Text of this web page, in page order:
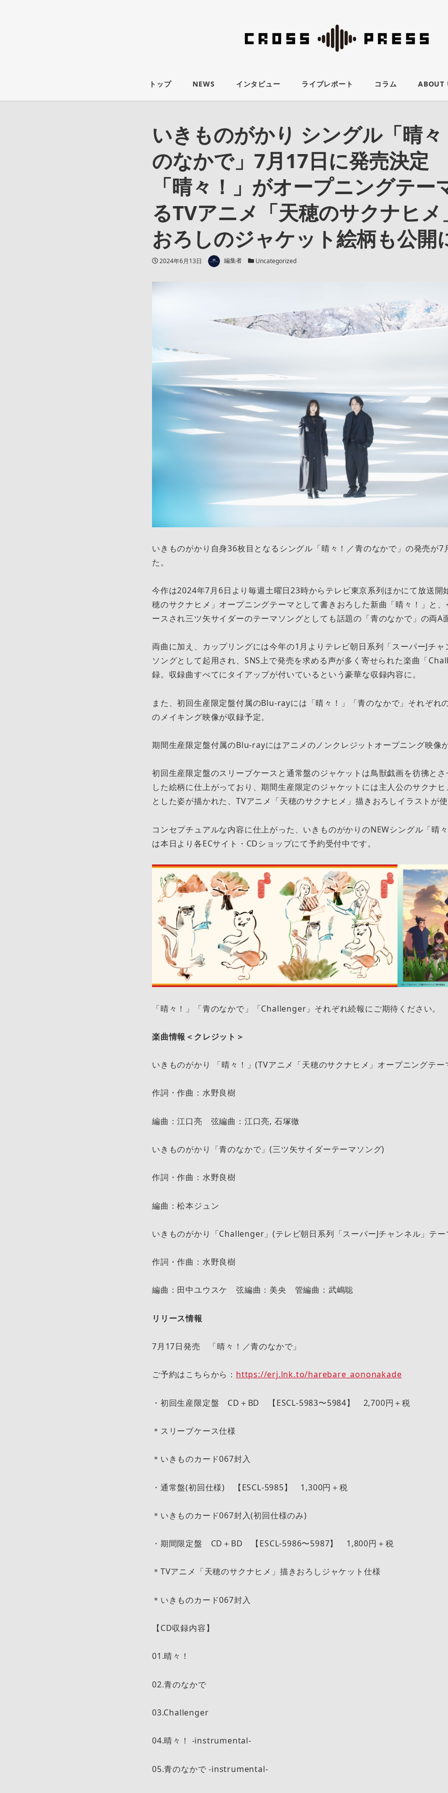
トップ NEWS インタビュー ライブレポート コラム ABOUT
いきものがかり シングル「晴
のなかで」7月17日に発売決定
「晴々！」がオープニングテー
るTVアニメ「天穂のサクナヒ
おろしのジャケット絵柄も公開
投稿日
2024年6月13日 著者 編集者 カテゴリー
Uncategorized
いきものがかり自身36枚目となるシングル「晴々！／青のなかで」の発売が7
た。
今作は2024年7月6日より毎週土曜日23時からテレビ東京系列ほかにて放送開
穂のサクナヒメ」オープニングテーマとして書きおろした新曲「晴々！」と
ースされ三ツ矢サイダーのテーマソングとしても話題の「青のなかで」の両A
両曲に加え、カップリングには今年の1月よりテレビ朝日系列「スーパーJチ
ソングとして起用され、SNS上で発売を求める声が多く寄せられた楽曲「
録。収録曲すべてにタイアップが付いているという豪華な収録内容に。
また、初回生産限定盤付属のBlu-rayには「晴々！」「青のなかで」それぞ
のメイキング映像が収録予定。
期間生産限定盤付属のBlu-rayにはアニメのノンクレジットオープニング映像
初回生産限定盤のスリーブケースと通常盤のジャケットは鳥獣戯画を彷彿とさ
した絵柄に仕上がっており、期間生産限定のジャケットには主人公のサクナ
とした姿が描かれた、TVアニメ「天穂のサクナヒメ」描きおろしイラストが
コンセプチュアルな内容に仕上がった、いきものがかりのNEWシングル「晴
は本日より各ECサイト・CDショップにて予約受付中です。
「晴々！」「青のなかで」「Challenger」それぞれ続報にご期待ください。
楽曲情報＜クレジット＞
いきものがかり 「晴々！」(TVアニメ「天穂のサクナヒメ」オープニングテー
作詞・作曲：水野良樹
編曲：江口亮 弦編曲：江口亮, 石塚徹
いきものがかり「青のなかで」(三ツ矢サイダーテーマソング)
作詞・作曲：水野良樹
編曲：松本ジュン
いきものがかり「Challenger」(テレビ朝日系列「スーパーJチャンネル」テ
作詞・作曲：水野良樹
編曲：田中ユウスケ 弦編曲：美央 管編曲：武嶋聡
リリース情報
7月17日発売 「晴々！／青のなかで」
ご予約はこちらから： https://erj.lnk.to/harebare_aononakade
・初回生産限定盤 CD＋BD 【ESCL-5983〜5984】 2,700円＋税
＊スリーブケース仕様
＊いきものカード067封入
・通常盤(初回仕様) 【ESCL-5985】 1,300円＋税
＊いきものカード067封入(初回仕様のみ)
・期間限定盤 CD＋BD 【ESCL-5986〜5987】 1,800円＋税
＊TVアニメ「天穂のサクナヒメ」描きおろしジャケット仕様
＊いきものカード067封入
【CD収録内容】
01.晴々！
02.青のなかで
03.Challenger
04.晴々！ -instrumental-
05.青のなかで -instrumental-